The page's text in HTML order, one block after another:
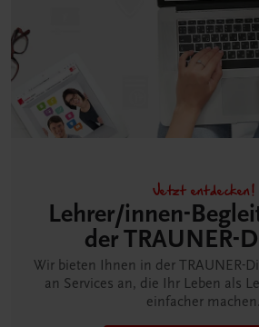
Jetzt entdecken!
Lehrer/innen-
der TRAUNER-
Wir bieten Ihnen in der TRAUNER-
an Services an, die Ihr Leben als
einfacher machen.